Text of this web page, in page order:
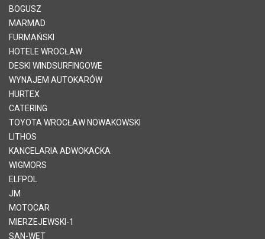
BOGUSZ
MARMAD
FURMAŃSKI
HOTELE WROCŁAW
DESKI WINDSURFINGOWE
WYNAJEM AUTOKARÓW
HURTEX
CATERING
TOYOTA WROCŁAW NOWAKOWSKI
LITHOS
KANCELARIA ADWOKACKA
WIGMORS
ELFPOL
JM
MOTOCAR
MIERZEJEWSKI-1
SAN-WET